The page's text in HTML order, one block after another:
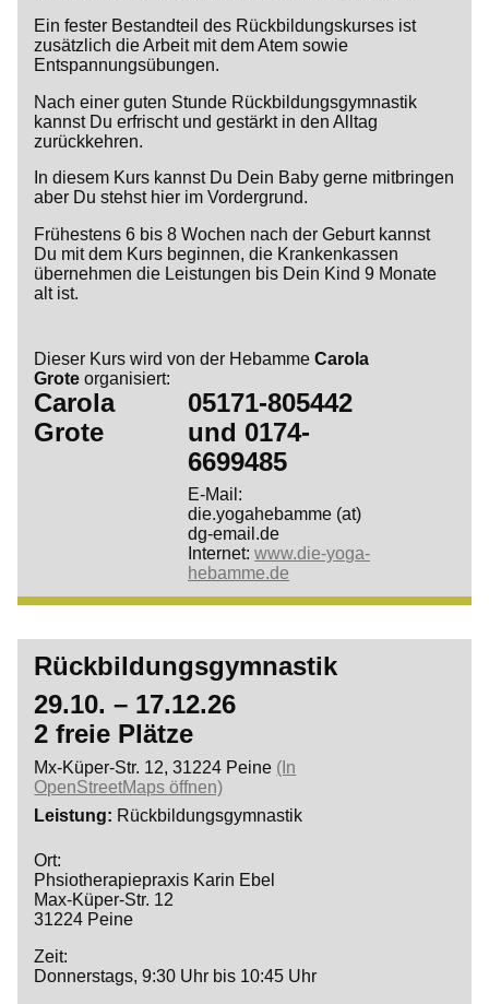
Ein fester Bestandteil des Rückbildungskurses ist
zusätzlich die Arbeit mit dem Atem sowie
Entspannungsübungen.
Nach einer guten Stunde Rückbildungsgymnastik
kannst Du erfrischt und gestärkt in den Alltag
zurückkehren.
In diesem Kurs kannst Du Dein Baby gerne mitbringen
aber Du stehst hier im Vordergrund.
Frühestens 6 bis 8 Wochen nach der Geburt kannst
Du mit dem Kurs beginnen, die Krankenkassen
übernehmen die Leistungen bis Dein Kind 9 Monate
alt ist.
Dieser Kurs wird von der HebammeCarola
Grote organisiert:
Carola
Grote
05171-805442
und 0174-
6699485
E-Mail:
die.yogahebamme (at)
dg-email.de
Internet:www.die-yoga-
hebamme.de
Rückbildungsgymnastik
29.10. – 17.12.26
2 freie Plätze
Mx-Küper-Str. 12, 31224 Peine (In
OpenStreetMaps öffnen)
Leistung
Rückbildungsgymnastik
Ort:
Phsiotherapiepraxis Karin Ebel
Max-Küper-Str. 12
31224 Peine
Zeit:
Donnerstags, 9:30 Uhr bis 10:45 Uhr